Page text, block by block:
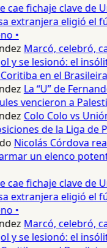
cae fichaje clave de
extranjera eligió el
•
Marcó, celebró,
y se lesionó: el
en el Brasileirao
La “U” de
vencieron a
Colo Colo vs
de la Liga de
Nicolás Córdova
un elenco
cae fichaje clave de
extranjera eligió el
•
Marcó, celebró,
y se lesionó: el